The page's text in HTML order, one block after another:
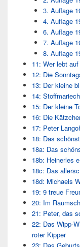
3. Auflage
4. Auflage
6. Auflage
7. Auflage
8. Auflage
11: Wer lebt
12: Die
13: Der kleine
14:
15: Der kleine
16: Die
17: Peter
18: Das
18a: Das
18b: Heinerles
18c: Das
18d: Michaels
19: 9 treue
20: Im
21: Peter, das
22: Das Wipp-
roter Kipper